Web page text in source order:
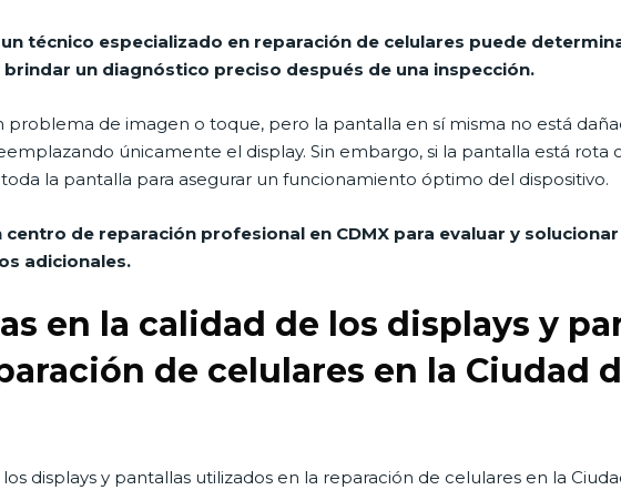
técnico especializado en reparación de celulares puede
un diagnóstico preciso después de una inspección.
problema de imagen o toque, pero la pantalla en sí misma no está
únicamente el display. Sin embargo, si la pantalla está rota
la pantalla para asegurar un funcionamiento óptimo del dispositivo.
de reparación profesional en CDMX para evaluar y
adicionales.
en la calidad de los displays y
de celulares en la Ciudad
displays y pantallas utilizados en la reparación de celulares en la